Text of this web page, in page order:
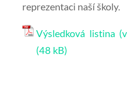
reprezentaci naší školy.
Výsledková listina